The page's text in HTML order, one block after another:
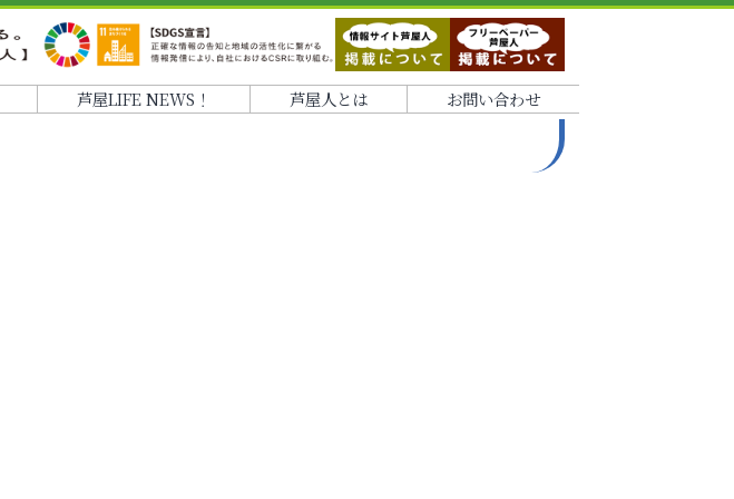
芦屋LIFE NEWS！ 芦屋人とは お問い合わせ